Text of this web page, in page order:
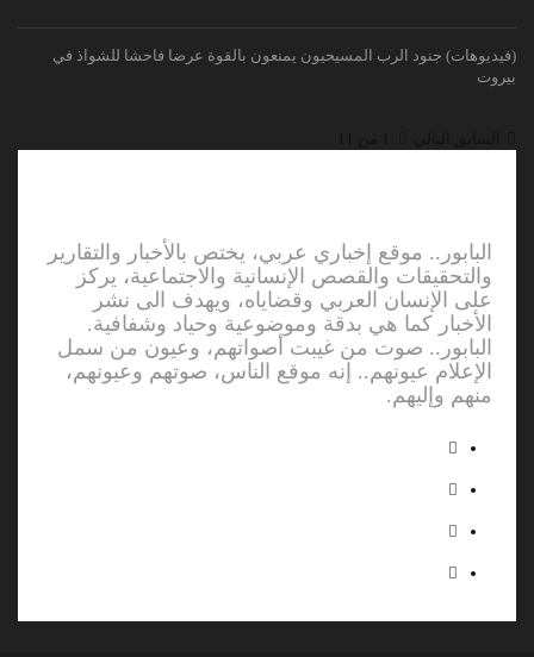
(فيديوهات) جنود الرب المسيحيون يمنعون بالقوة عرضا فاحشا للشواذ في
بيروت
البابور.. موقع إخباري عربي، يختص بالأخبار والتقارير
والتحقيقات والقصص الإنسانية والاجتماعية، يركز
على الإنسان العربي وقضاياه، ويهدف الى نشر
الأخبار كما هي بدقة وموضوعية وحياد وشفافية.
البابور.. صوت من غيبت أصواتهم، وعيون من سمل
الإعلام عيونهم.. إنه موقع الناس، صوتهم وعيونهم،
منهم وإليهم.